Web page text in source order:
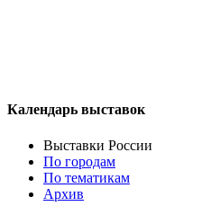
Календарь выставок
Выставки России
По городам
По тематикам
Архив